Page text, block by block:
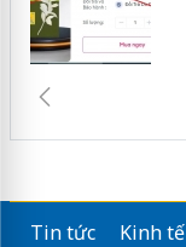
Tin tức Kinh tế